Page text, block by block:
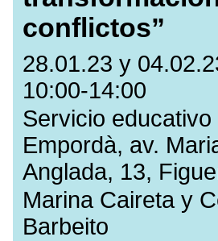
conflictos”
28.01.23 y
10:00-14:00
Servicio educativo
Empordà, av.
Anglada, 13,
Marina Caireta y
Barbeito